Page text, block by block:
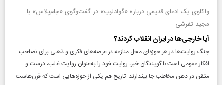
واکاوی یک ادعای قدیمی درباره «گوادلوپ» در گفت‌و‌گوی «جام‌پلاس» با
مجید تفرشی
آیا خارجی‌ها در ایران انقلاب کردند؟
جنگ روایت‌ها در هر حوزه‌ای محل منازعه در عرصه‌های فکری و ذهنی برای تصاحب
افکار عمومی است تا گویندگان خبر، روایت خود را به‌عنوان روایت غالب، درست و
متقن در ذهن مخاطب جا بیندازند. تاریخ هم یکی از حوزه‌هایی است که قرن‌هاست